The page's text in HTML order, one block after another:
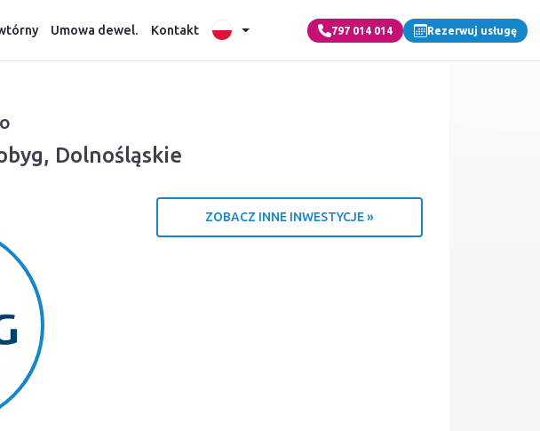
Umowa dewel. Kontakt 797 014 014 Rezerwuj usługę
Dolnośląskie
ZOBACZ INNE INWESTYCJE »